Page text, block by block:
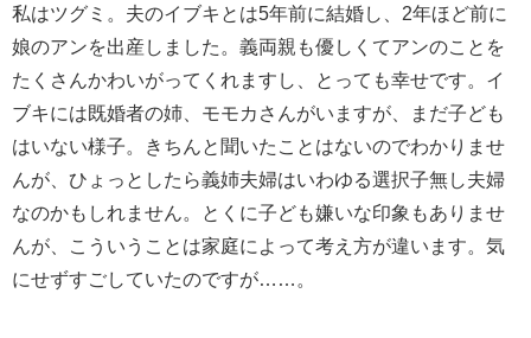
私はツグミ。夫のイブキとは5年前に結婚し、2年ほど前に
娘のアンを出産しました。義両親も優しくてアンのことを
たくさんかわいがってくれますし、とっても幸せです。イ
ブキには既婚者の姉、モモカさんがいますが、まだ子ども
はいない様子。きちんと聞いたことはないのでわかりませ
んが、ひょっとしたら義姉夫婦はいわゆる選択子無し夫婦
なのかもしれません。とくに子ども嫌いな印象もありませ
んが、こういうことは家庭によって考え方が違います。気
にせずすごしていたのですが……。